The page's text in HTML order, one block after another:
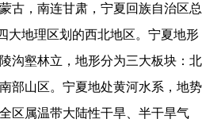
古，南连甘肃，宁夏回族自治区总
大地理区划的西北地区。宁夏地形
沟壑林立，地形分为三大板块：北
部山区。宁夏地处黄河水系，地势
区属温带大陆性干旱、半干旱气